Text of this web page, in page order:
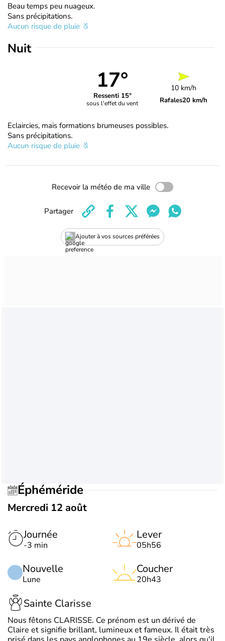
Beau temps peu nuageux.
Sans précipitations.
Aucun risque de pluie
Nuit
17°
Ressenti 15°
sous l'effet du vent
10 km/h
Rafales20 km/h
Eclaircies, mais formations brumeuses possibles.
Sans précipitations.
Aucun risque de pluie
Recevoir la météo de ma ville
Ajouter à vos sources préférées
Partager
Éphéméride
Mercredi 12 août
Journée
-3 min
Nouvelle
Lune
Lever
05h56
Coucher
20h43
Sainte Clarisse
Nous fêtons CLARISSE. Ce prénom est un dérivé de
Claire et signifie brillant, lumineux et fameux. Il était très